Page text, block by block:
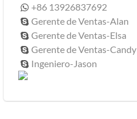
 +86 13926837692
 Gerente de Ventas-Alan
 Gerente de Ventas-Elsa
 Gerente de Ventas-Candy
 Ingeniero-Jason